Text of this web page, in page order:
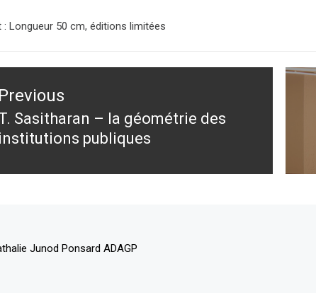
: Longueur 50 cm, éditions limitées
Previous
Previous
post:
Sasitharan – la géométrie des
institutions publiques
Junod Ponsard ADAGP